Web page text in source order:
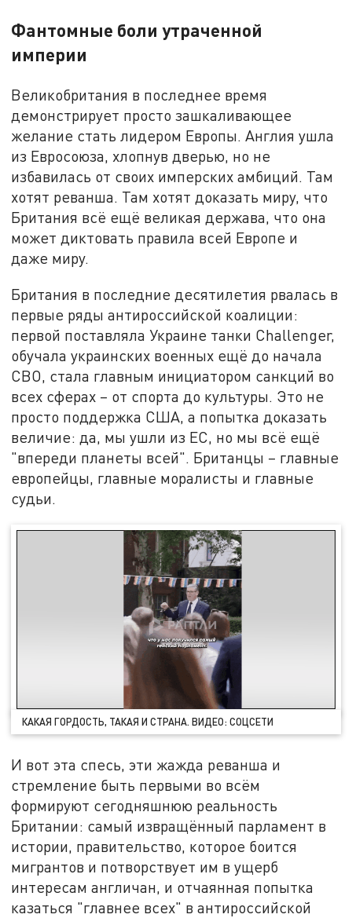
Фантомные боли утраченной
империи
Великобритания в последнее время
демонстрирует просто зашкаливающее
желание стать лидером Европы. Англия ушла
из Евросоюза, хлопнув дверью, но не
избавилась от своих имперских амбиций. Там
хотят реванша. Там хотят доказать миру, что
Британия всё ещё великая держава, что она
может диктовать правила всей Европе и
даже миру.
Британия в последние десятилетия рвалась в
первые ряды антироссийской коалиции:
первой поставляла Украине танки Challenger,
обучала украинских военных ещё до начала
СВО, стала главным инициатором санкций во
всех сферах – от спорта до культуры. Это не
просто поддержка США, а попытка доказать
величие: да, мы ушли из ЕС, но мы всё ещё
"впереди планеты всей". Британцы – главные
европейцы, главные моралисты и главные
судьи.
КАКАЯ ГОРДОСТЬ, ТАКАЯ И СТРАНА. ВИДЕО: СОЦСЕТИ
И вот эта спесь, эти жажда реванша и
стремление быть первыми во всём
формируют сегодняшнюю реальность
Британии: самый извращённый парламент в
истории, правительство, которое боится
мигрантов и потворствует им в ущерб
интересам англичан, и отчаянная попытка
казаться "главнее всех" в антироссийской